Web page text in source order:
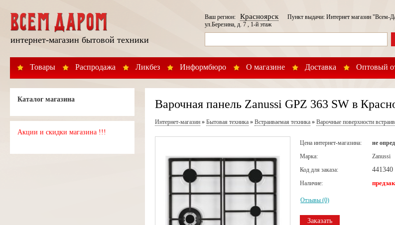
интернет-магазин бытовой техники
Товары Распродажа Ликбез Информбюро О магазине Доставка Оптовый
Ваш регион:КрасноярскПункт выдачи: Интернет магазин "Всем-
ул.Березина, д. 7 , 1-й этаж
Каталог магазина
Акции и скидки магазина !!!
Варочная панель Zanussi GPZ 363 SW в
Интернет-магазин »Бытовая техника »Встраиваемая техника »Варочные поверхности
Цена интернет-магазина:
не
Марка:
Zanussi
Код для заказа:
441340
Наличие:
Отзывы (0)
Заказать